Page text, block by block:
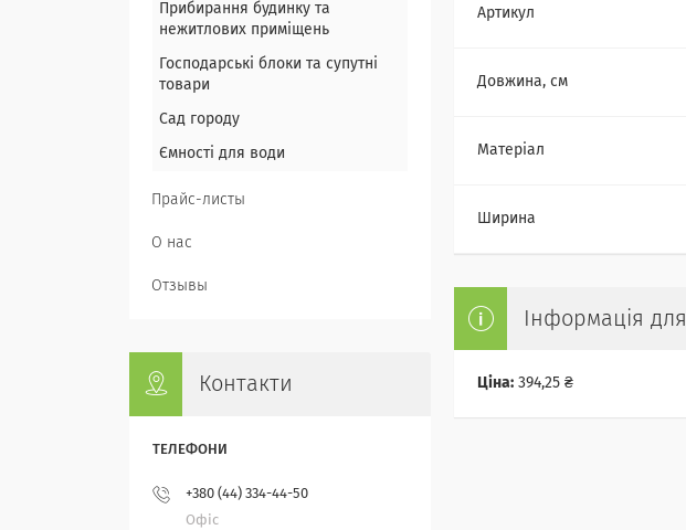
Артикул
Довжина, см
Матеріал
Ширина
Інформація
Ціна: 394,25 ₴
Прибирання будинку та
нежитлових приміщень
Господарські блоки та супутні
товари
Сад городу
Ємності для води
Прайс-листы
О нас
Отзывы
Контакти
+380 (44) 334-44-50
Офіс